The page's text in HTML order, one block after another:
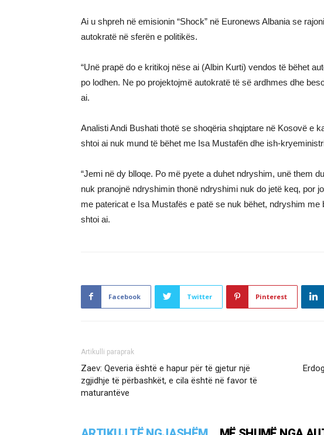
Ai u shpreh në emisionin “Shock” në Euronews Albania se
autokratë në sferën e politikës.
“Unë prapë do e kritikoj nëse ai (Albin Kurti) vendos të bëhet
po lodhen. Ne po projektojmë autokratë të së ardhmes dhe
ai.
Analisti Andi Bushati thotë se shoqëria shqiptare në Kosovë e
shtoi ai nuk mund të bëhet me Isa Mustafën dhe ish-
“Jemi në dy blloqe. Po më pyete a duhet ndryshim, unë them
nuk pranojnë ndryshimin thonë ndryshimi nuk do jetë keq, por
me patericat e Isa Mustafës e patë se nuk bëhet, ndryshim me
shtoi ai.
Facebook Twitter Pinterest
Artikulli paraprak
Zaev: Qeveria është e hapur për të gjetur një
zgjidhje të përbashkët, e cila është në favor të
maturantëve